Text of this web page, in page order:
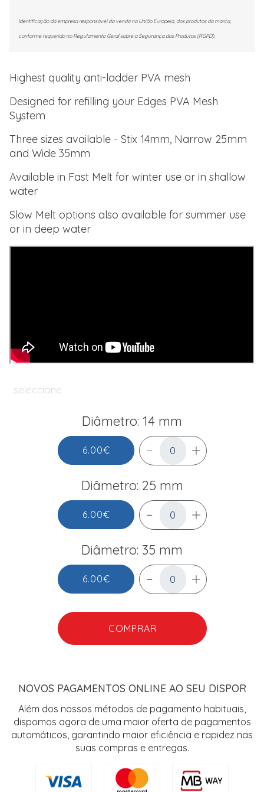
Identificação da empresa responsável da venda na União Europeia, dos produtos da marca,
conforme requerido no Regulamento Geral sobre a Segurança dos Produtos (RGPD).
Highest quality anti-ladder PVA mesh
Designed for refilling your Edges PVA Mesh
System
Three sizes available - Stix 14mm, Narrow 25mm
and Wide 35mm
Available in Fast Melt for winter use or in shallow
water
Slow Melt options also available for summer use
or in deep water
seleccione
Diâmetro: 14 mm
6.00€
Diâmetro: 25 mm
6.00€
Diâmetro: 35 mm
6.00€
COMPRAR
NOVOS PAGAMENTOS ONLINE AO SEU DISPOR
Além dos nossos métodos de pagamento habituais,
dispomos agora de uma maior oferta de pagamentos
automáticos, garantindo maior eficiência e rapidez nas
suas compras e entregas.